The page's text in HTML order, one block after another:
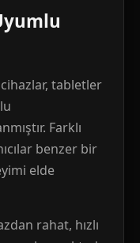
tabletler
Farklı
benzer bir
elde
rahat, hızlı